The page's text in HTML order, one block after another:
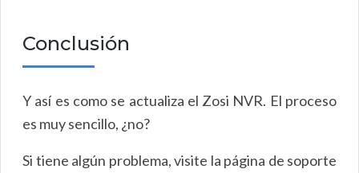
Conclusión
Y así es como se actualiza el Zosi NVR. El proceso
es muy sencillo, ¿no?
Si tiene algún problema, visite la página de soporte